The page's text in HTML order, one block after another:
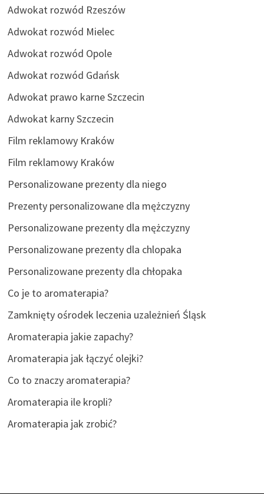
Adwokat rozwód Rzeszów
Adwokat rozwód Mielec
Adwokat rozwód Opole
Adwokat rozwód Gdańsk
Adwokat prawo karne Szczecin
Adwokat karny Szczecin
Film reklamowy Kraków
Film reklamowy Kraków
Personalizowane prezenty dla niego
Prezenty personalizowane dla mężczyzny
Personalizowane prezenty dla mężczyzny
Personalizowane prezenty dla chlopaka
Personalizowane prezenty dla chłopaka
Co je to aromaterapia?
Zamknięty ośrodek leczenia uzależnień Śląsk
Aromaterapia jakie zapachy?
Aromaterapia jak łączyć olejki?
Co to znaczy aromaterapia?
Aromaterapia ile kropli?
Aromaterapia jak zrobić?